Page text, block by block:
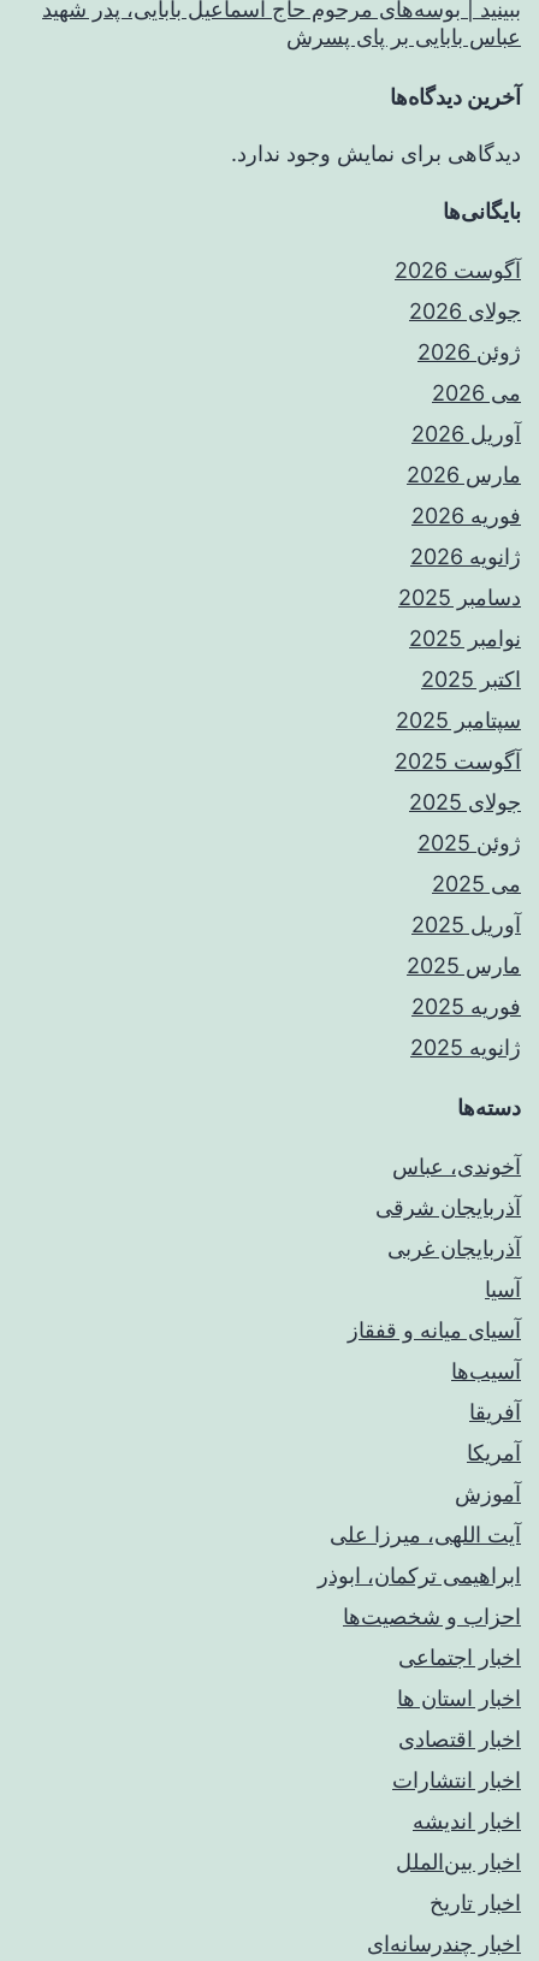
ببینید | بوسه‌های مرحوم حاج اسماعیل بابایی، پدر شهید
عباس بابایی بر پای پسرش
آخرین دیدگاه‌ها
دیدگاهی برای نمایش وجود ندارد.
بایگانی‌ها
آگوست 2026
جولای 2026
ژوئن 2026
می 2026
آوریل 2026
مارس 2026
فوریه 2026
ژانویه 2026
دسامبر 2025
نوامبر 2025
اکتبر 2025
سپتامبر 2025
آگوست 2025
جولای 2025
ژوئن 2025
می 2025
آوریل 2025
مارس 2025
فوریه 2025
ژانویه 2025
دسته‌ها
آخوندی، عباس
آذربایجان شرقی
آذربایجان غربی
آسیا
آسیای میانه و قفقاز
آسیب‌ها
آفریقا
آمریکا
آموزش
آیت اللهی، میرزا علی
ابراهیمی ترکمان، ابوذر
احزاب و شخصیت‌ها
اخبار اجتماعی
اخبار استان ها
اخبار اقتصادی
اخبار انتشارات
اخبار اندیشه
اخبار بین‌الملل
اخبار تاریخ
اخبار چندرسانه‌ای